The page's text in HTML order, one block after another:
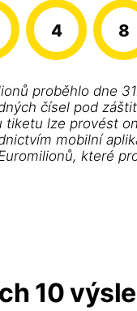
4 8
proběhlo dne
čísel pod
tiketu lze provést
mobilní
které
10